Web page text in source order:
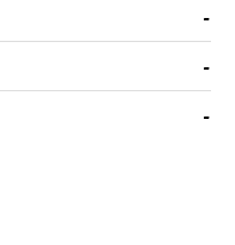
-
-
-